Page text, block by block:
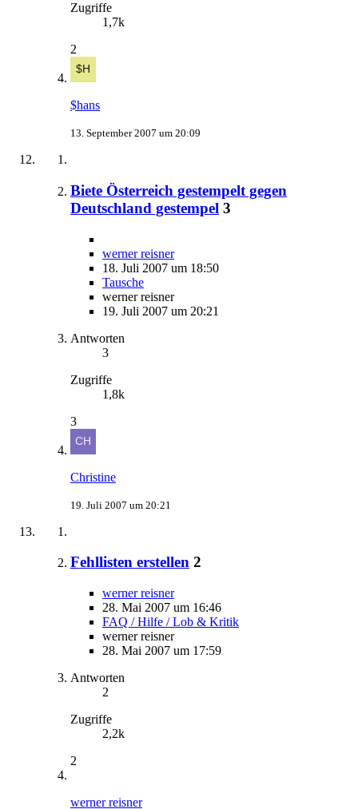
Zugriffe
1,7k
2
$hans
13. September 2007 um 20:09
Biete Österreich gestempelt gegen
Deutschland gestempel 3
werner reisner
18. Juli 2007 um 18:50
Tausche
werner reisner
19. Juli 2007 um 20:21
Antworten
3
Zugriffe
1,8k
3
Christine
19. Juli 2007 um 20:21
Fehllisten erstellen 2
werner reisner
28. Mai 2007 um 16:46
FAQ / Hilfe / Lob & Kritik
werner reisner
28. Mai 2007 um 17:59
Antworten
2
Zugriffe
2,2k
2
werner reisner